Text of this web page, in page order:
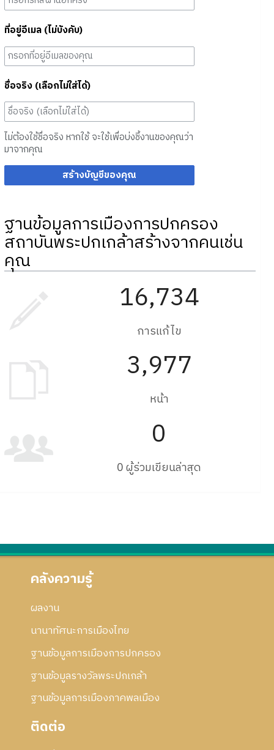
ที่อยู่อีเมล (ไม่บังคับ)
ชื่อจริง (เลือกไม่ใส่ได้)
ไม่ต้องใช้ชื่อจริง หากใช้ จะใช้เพื่อบ่งชี้งานของคุณว่า
มาจากคุณ
สร้างบัญชีของคุณ
ฐานข้อมูลการเมืองการปกครอง
สถาบันพระปกเกล้าสร้างจากคนเช่น
คุณ
16,734
การแก้ไข
3,977
หน้า
0
0 ผู้ร่วมเขียนล่าสุด
คลังความรู้
ผลงาน
นานาทัศนะการเมืองไทย
ฐานข้อมูลการเมืองการปกครอง
ฐานข้อมูลรางวัลพระปกเกล้า
ฐานข้อมูลการเมืองภาคพลเมือง
ติดต่อ